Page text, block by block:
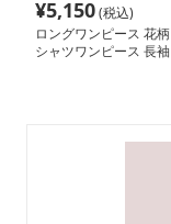
¥5,150(税込)
ロングワンピース 花柄
シャツワンピース 長袖